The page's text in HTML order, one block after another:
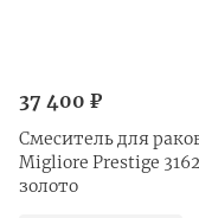
37 400 ₽
Смеситель для
Migliore Prestige
золото